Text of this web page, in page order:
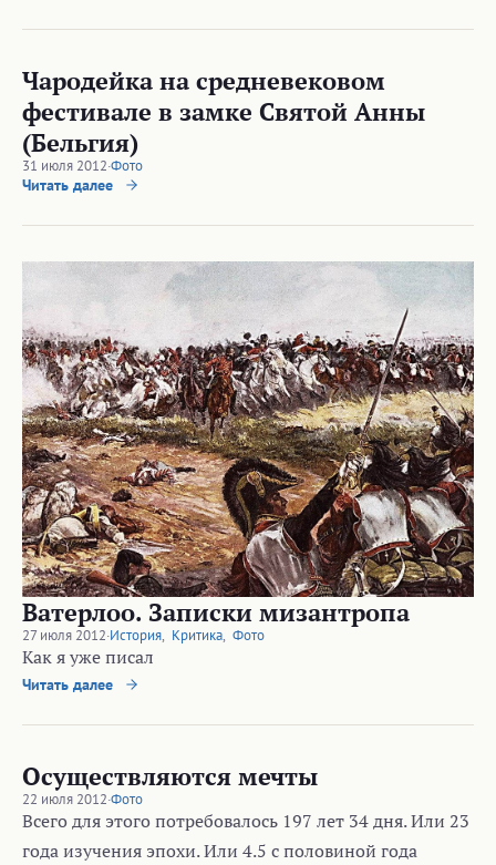
Чародейка на средневековом
фестивале в замке Святой Анны
(Бельгия)
31 июля 2012·Фото
Читать далее
Ватерлоо. Записки мизантропа
27 июля 2012·История, Критика, Фото
Как я уже писал
Читать далее
Осуществляются мечты
22 июля 2012·Фото
Всего для этого потребовалось 197 лет 34 дня. Или 23
года изучения эпохи. Или 4.5 с половиной года